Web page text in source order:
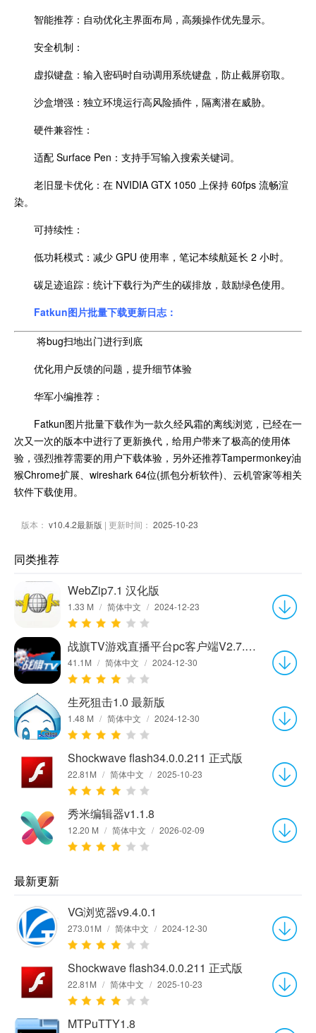
智能推荐：自动优化主界面布局，高频操作优先显示。
安全机制：
虚拟键盘：输入密码时自动调用系统键盘，防止截屏窃取。
沙盒增强：独立环境运行高风险插件，隔离潜在威胁。
硬件兼容性：
适配 Surface Pen：支持手写输入搜索关键词。
老旧显卡优化：在 NVIDIA GTX 1050 上保持 60fps 流畅渲
染。
可持续性：
低功耗模式：减少 GPU 使用率，笔记本续航延长 2 小时。
碳足迹追踪：统计下载行为产生的碳排放，鼓励绿色使用。
Fatkun图片批量下载更新日志：
将bug扫地出门进行到底
优化用户反馈的问题，提升细节体验
华军小编推荐：
Fatkun图片批量下载作为一款久经风霜的离线浏览，已经在一
次又一次的版本中进行了更新换代，给用户带来了极高的使用体
验，强烈推荐需要的用户下载体验，另外还推荐Tampermonkey油
猴Chrome扩展、wireshark 64位(抓包分析软件)、云机管家等相关
软件下载使用。
版本： v10.4.2最新版 | 更新时间： 2025-10-23
同类推荐
WebZip7.1 汉化版
1.33 M / 简体中文 / 2024-12-23
战旗TV游戏直播平台pc客户端V2.7.14 官方版
41.1M / 简体中文 / 2024-12-30
生死狙击1.0 最新版
1.48 M / 简体中文 / 2024-12-30
Shockwave flash34.0.0.211 正式版
22.81M / 简体中文 / 2025-10-23
秀米编辑器v1.1.8
12.20 M / 简体中文 / 2026-02-09
最新更新
VG浏览器v9.4.0.1
273.01M / 简体中文 / 2024-12-30
Shockwave flash34.0.0.211 正式版
22.81M / 简体中文 / 2025-10-23
MTPuTTY1.8